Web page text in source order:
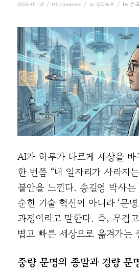
2026-01-18 / 0 Comments / in 생각노트 / by 은
AI가 하루가 다르게 세상을
한 번쯤 “내 일자리가 사라지
불안을 느낀다. 송길영 박사
순한 기술 혁신이 아니라 ‘문
과정이라고 말한다. 즉, 무겁
볍고 빠른 세상으로 옮겨가는
중량 문명의 종말과 경량 문